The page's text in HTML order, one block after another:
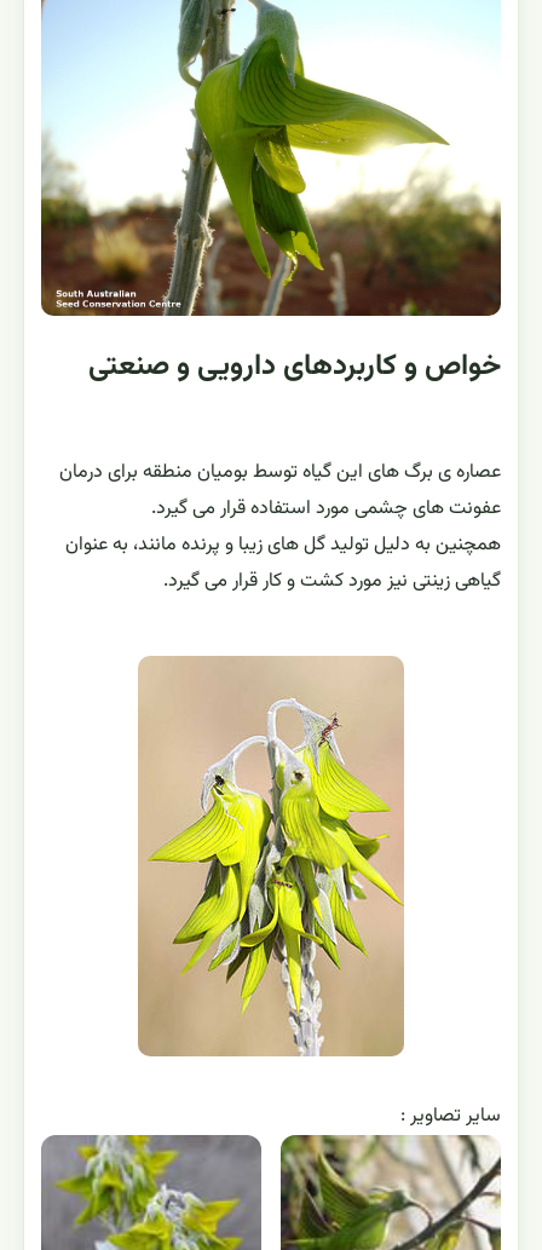
خواص و کاربردهای دارویی و صنعتی
عصاره ی برگ های این گیاه توسط بومیان منطقه برای درمان
عفونت های چشمی مورد استفاده قرار می گیرد.
همچنین به دلیل تولید گل های زیبا و پرنده مانند، به عنوان
گیاهی زینتی نیز مورد کشت و کار قرار می گیرد.
ساير تصاوير :